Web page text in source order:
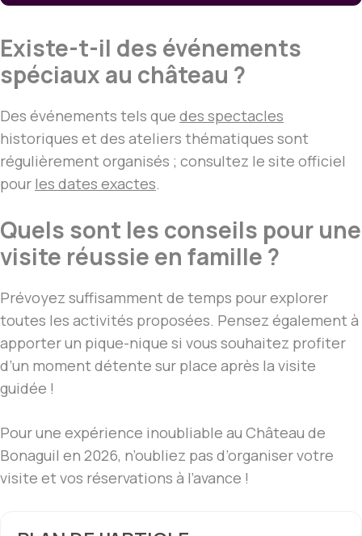
Existe-t-il des événements
spéciaux au château ?
Des événements tels que des spectacles
historiques et des ateliers thématiques sont
régulièrement organisés ; consultez le site officiel
pour les dates exactes.
Quels sont les conseils pour une
visite réussie en famille ?
Prévoyez suffisamment de temps pour explorer
toutes les activités proposées. Pensez également à
apporter un pique-nique si vous souhaitez profiter
d’un moment détente sur place après la visite
guidée !
Pour une expérience inoubliable au Château de
Bonaguil en 2026, n’oubliez pas d’organiser votre
visite et vos réservations à l’avance !